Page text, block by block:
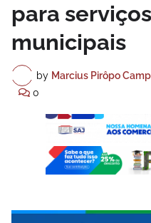
para
municipais
by Marcius Pirôpo
0